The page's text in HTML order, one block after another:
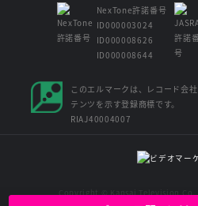
NexTone許諾番号
ID000003024
ID000008626
ID000008644
このエルマークは、レコード会
テンツを示す登録商標です。
RIAJ40004007